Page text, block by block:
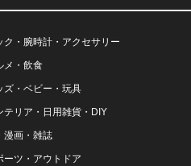
ク・腕時計・アクセサリー
メ・飲食
ズ・ベビー・玩具
テリア・日用雑貨・DIY
漫画・雑誌
ーツ・アウトドア